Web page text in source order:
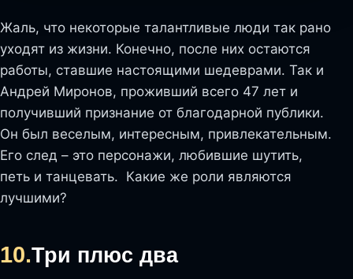
Жаль, что некоторые талантливые люди так рано
уходят из жизни. Конечно, после них остаются
работы, ставшие настоящими шедеврами. Так и
Андрей Миронов, проживший всего 47 лет и
получивший признание от благодарной публики.
Он был веселым, интересным, привлекательным.
Его след – это персонажи, любившие шутить,
петь и танцевать. Какие же роли являются
лучшими?
10.Три плюс два